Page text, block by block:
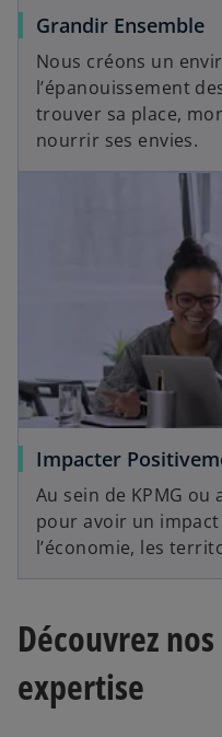
Grandir Ensemble
Nous créons un
l’épanouissement
trouver sa place,
nourrir ses envies.
Impacter
Au sein de KPMG
pour avoir un
l’économie, les
Découvrez
expertise